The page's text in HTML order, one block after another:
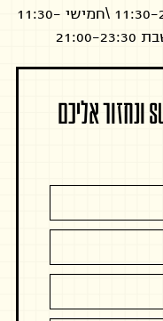
שעות פתיחה: ראשון - רביעי 11:30-23:00 \חמישי 11:30-
השאירו פרטים ל-SUSHI BOX ונחזור אליכם